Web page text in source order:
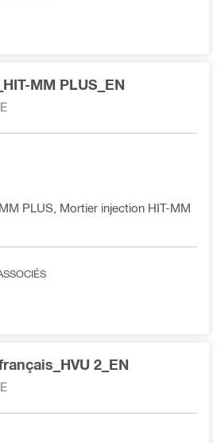
MM PLUS_EN
PLUS, Mortier injection HIT-MM
2_EN